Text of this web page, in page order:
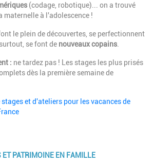
(codage, robotique)... on a trouvé
maternelle à l'adolescence !
le plein de découvertes, se perfectionnent
se font de nouveaux copains
: ne tardez pas ! Les stages les plus prisés
dès la première semaine de
et d'ateliers pour les vacances de
PATRIMOINE EN FAMILLE